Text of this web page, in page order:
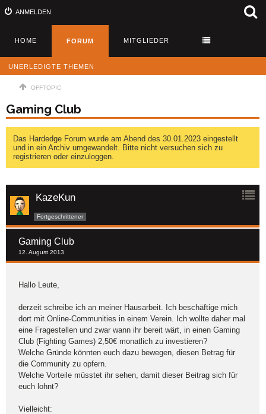
ANMELDEN
HOME FORUM MITGLIEDER
UNERLEDIGTE THEMEN
OFFTOPIC
Gaming Club
Das Hardedge Forum wurde am Abend des 30.01.2023 eingestellt
und in ein Archiv umgewandelt. Bitte nicht versuchen sich zu
registrieren oder einzuloggen.
KazeKun
Fortgeschrittener
Gaming Club
12. August 2013
Hallo Leute,
derzeit schreibe ich an meiner Hausarbeit. Ich beschäftige mich
dort mit Online-Communities in einem Verein. Ich wollte daher mal
eine Fragestellen und zwar wann ihr bereit wärt, in einen Gaming
Club (Fighting Games) 2,50€ monatlich zu investieren?
Welche Gründe könnten euch dazu bewegen, diesen Betrag für
die Community zu opfern.
Welche Vorteile müsstet ihr sehen, damit dieser Beitrag sich für
euch lohnt?
Vielleicht: